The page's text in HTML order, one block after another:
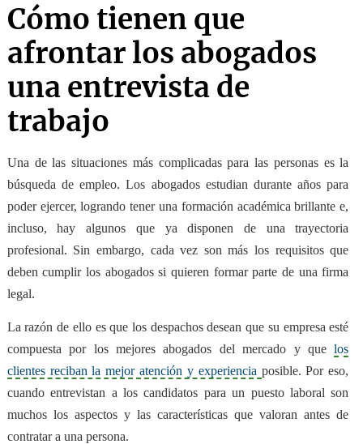
Cómo tienen que
afrontar los abogados
una entrevista de
trabajo
Una de las situaciones más complicadas para las personas es la
búsqueda de empleo. Los abogados estudian durante años para
poder ejercer, logrando tener una formación académica brillante e,
incluso, hay algunos que ya disponen de una trayectoria
profesional. Sin embargo, cada vez son más los requisitos que
deben cumplir los abogados si quieren formar parte de una firma
legal.
La razón de ello es que los despachos desean que su empresa esté
compuesta por los mejores abogados del mercado y quelos
clientes reciban la mejor atención y experiencia posible. Por eso,
cuando entrevistan a los candidatos para un puesto laboral son
muchos los aspectos y las características que valoran antes de
contratar a una persona.